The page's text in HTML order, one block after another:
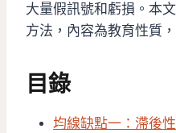
大量假訊號和虧損。本
方法，內容為教育性質
目錄
均線缺點一：滯後性